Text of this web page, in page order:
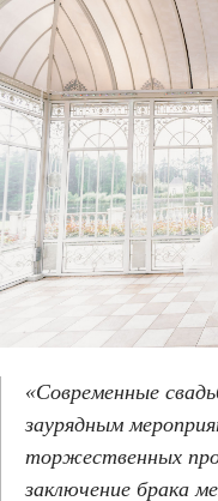
«Современные
заурядным
торжественных
заключение брака